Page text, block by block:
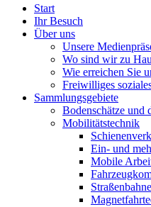
Start
Ihr Besuch
Über uns
Unsere
Wo sind wir zu
Wie erreichen Sie
Freiwilliges
Sammlungsgebiete
Bodenschätze und
Mobilitätstechnik
Ein- und
Mobile